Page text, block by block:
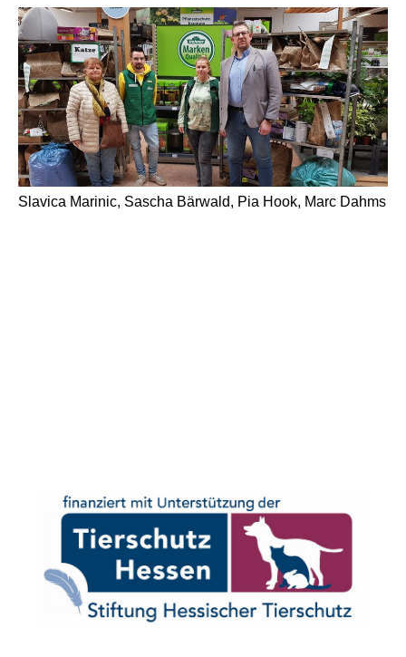
Slavica Marinic, Sascha Bärwald, Pia Hook, Marc Dahms